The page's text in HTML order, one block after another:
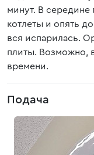
минут. В середине
котлеты и опять
вся испарилась.
плиты. Возможно,
времени.
Подача